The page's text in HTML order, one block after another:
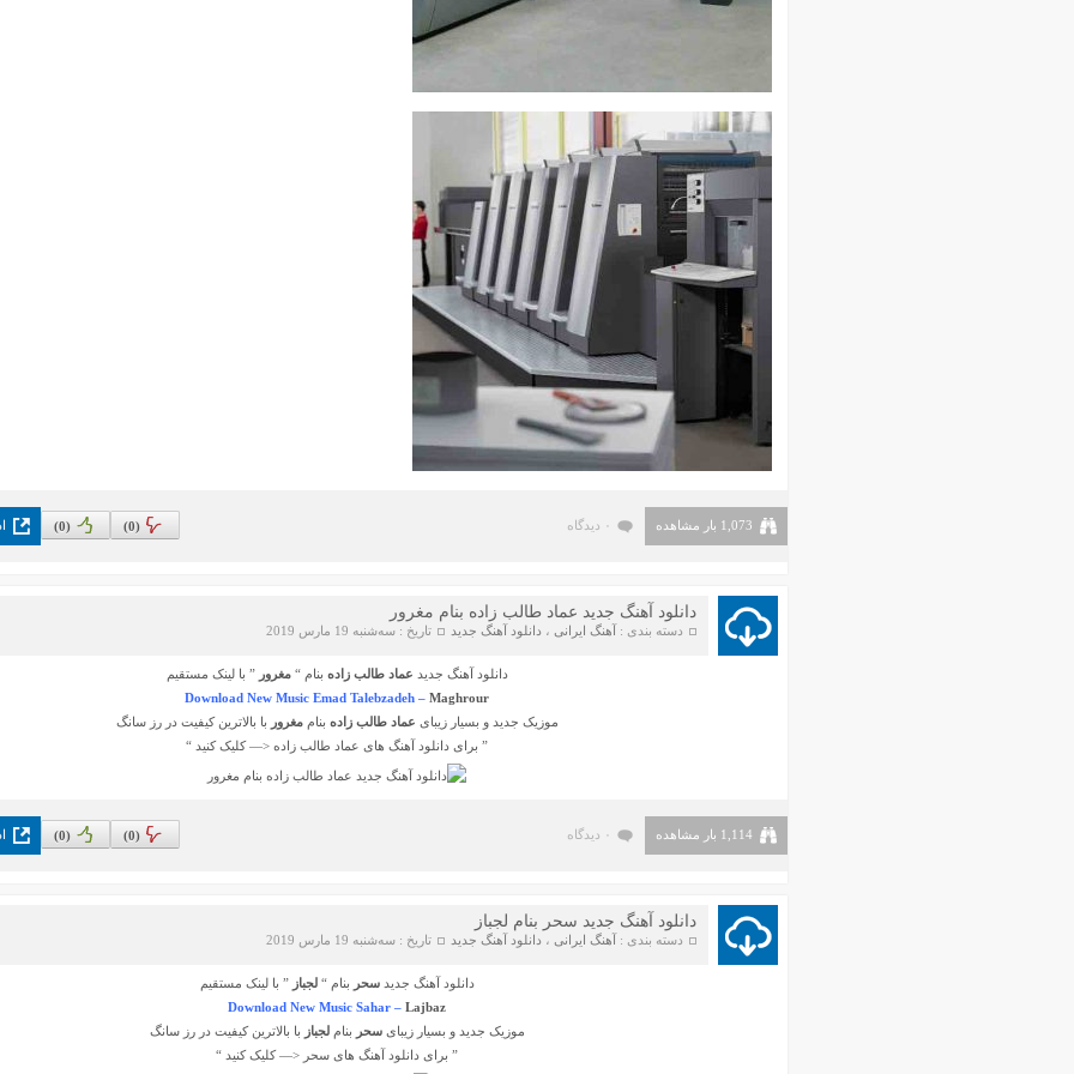
1,073 بار مشاهده ۰ دیدگاه (
0
) (
0
)
دانلود آهنگ جدید عماد طالب زاده بنام مغرور
دسته بندی : آهنگ ایرانی ، دانلود آهنگ جدید تاریخ : سه‌شنبه 19 مارس 2019
دانلود آهنگ جدید عماد طالب زاده بنام “ مغرور” با لینک مستقیم
Download New Music Emad Talebzadeh –Maghrour
موزیک جدید و بسیار زیبای عماد طالب زاده بنام مغرور با بالاترین کیفیت در رز سانگ
” برای دانلود آهنگ های عماد طالب زاده<— کلیک کنید “
1,114 بار مشاهده ۰ دیدگاه (
0
) (
0
)
دانلود آهنگ جدید سحر بنام لجباز
دسته بندی : آهنگ ایرانی ، دانلود آهنگ جدید تاریخ : سه‌شنبه 19 مارس 2019
دانلود آهنگ جدید سحر بنام “ لجباز” با لینک مستقیم
Download New Music Sahar –Lajbaz
موزیک جدید و بسیار زیبایسحر بنام لجباز با بالاترین کیفیت در رز سانگ
” برای دانلود آهنگ های سحر <— کلیک کنید “